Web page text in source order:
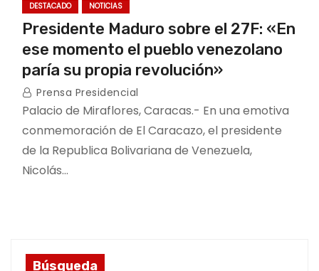
DESTACADO NOTICIAS
Presidente Maduro sobre el 27F: «En
ese momento el pueblo venezolano
paría su propia revolución»
Prensa Presidencial
Palacio de Miraflores, Caracas.- En una emotiva
conmemoración de El Caracazo, el presidente
de la Republica Bolivariana de Venezuela,
Nicolás…
Búsqueda